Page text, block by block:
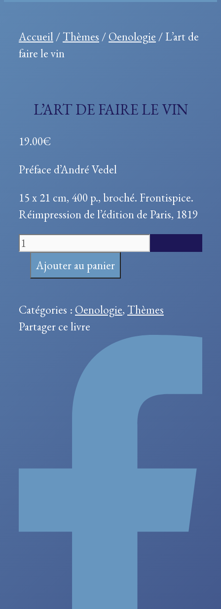
Accueil/ Thèmes / Oenologie / L’art de
faire le vin
L’ART DE FAIRE LE VIN
19.00€
Préface d’André Vedel
15 x 21 cm, 400 p., broché. Frontispice.
Réimpression de l’édition de Paris, 1819
quantité
L'art
faire
le
Ajouter au panier
Catégories : Oenologie, Thèmes
Partager ce livre